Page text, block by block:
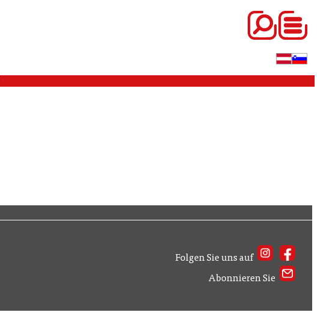
Folgen Sie uns auf
Abonnieren Sie